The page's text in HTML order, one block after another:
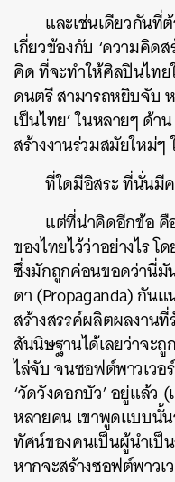
และเช่นเดียวกันที่
เกี่ยวข้องกับ ‘ความคิด
คิด ที่จะทำให้ศิลปินไท
ดนตรี สามารถหยิบจับ
เป็นไทย’ ในหลายๆ ด้
สร้างงานร่วมสมัยใหม่ๆ
ที่ใดมีอิสระ ที่นั่นมี
แต่ที่น่าคิดอีกข้อ คื
ของไทยไว้ว่าอย่างไร
ซึ่งมักถูกค่อนขอดว่านี่มั
ดา (Propaganda) กัน
สร้างสรรค์ผลิตผลงาน
สันนิษฐานได้เลยว่าจะ
ไล่จับ จนซอฟต์พาวเวอ
‘วัดวังดอกบัว’ อยู่แล้ว
หลายคน เขาพูดแบบนั้
ทัศน์ของคนเป็นผู้นำเ
หากจะสร้างซอฟต์พาวเ